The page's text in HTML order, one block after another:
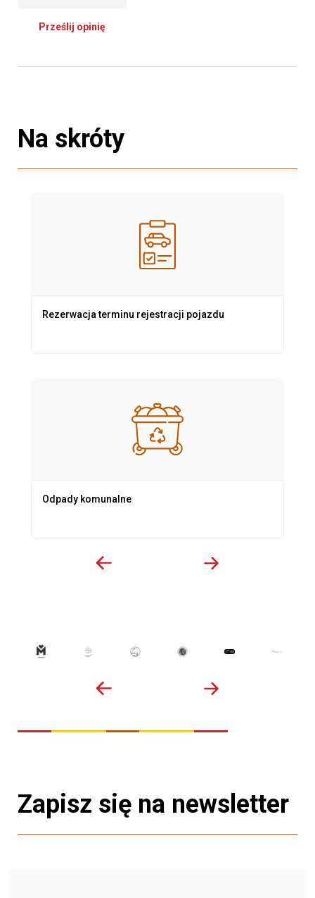
Prześlij opinię
Na skróty
Rezerwacja terminu rejestracji pojazdu
Odpady komunalne
Zapisz się na newsletter